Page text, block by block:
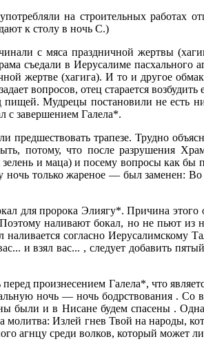
на строительных работах
к столу в ночь С.)
с мяса праздничной жертвы
в Иерусалиме пасхального
жертве (хагига). И то и другое
вопросов, отец старается
Мудрецы постановили не есть
с завершением Галела*.
трапезе. Трудно
потому, что после разрушения
и маца) и посему вопросы как
только жареное — был заменен:
для пророка Элиягу*. Причина
наливают бокал, но не пьют
согласно Иерусалимскому
и взял вас... , следует добавить
произнесением Галела*, что
ночь — ночь бодрствования . Со
были и в Нисане будем спасены .
Излей гнев Твой на народы,
агнцу среди волков, который может